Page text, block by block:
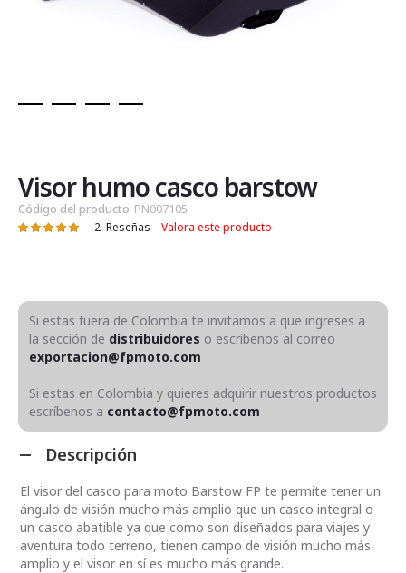
de
la
galería
de
Visor humo casco barstow
Código del producto PN007105
Valoración: 2 Reseñas Valora este producto
Si estas fuera de Colombia te invitamos a que ingreses a
la sección de distribuidores o escribenos al correo
exportacion@fpmoto.com
Si estas en Colombia y quieres adquirir nuestros productos
escríbenos a contacto@fpmoto.com
Descripción
El visor del casco para moto Barstow FP te permite tener un
ángulo de visión mucho más amplio que un casco integral o
un casco abatible ya que como son diseñados para viajes y
aventura todo terreno, tienen campo de visión mucho más
amplio y el visor en sí es mucho más grande.